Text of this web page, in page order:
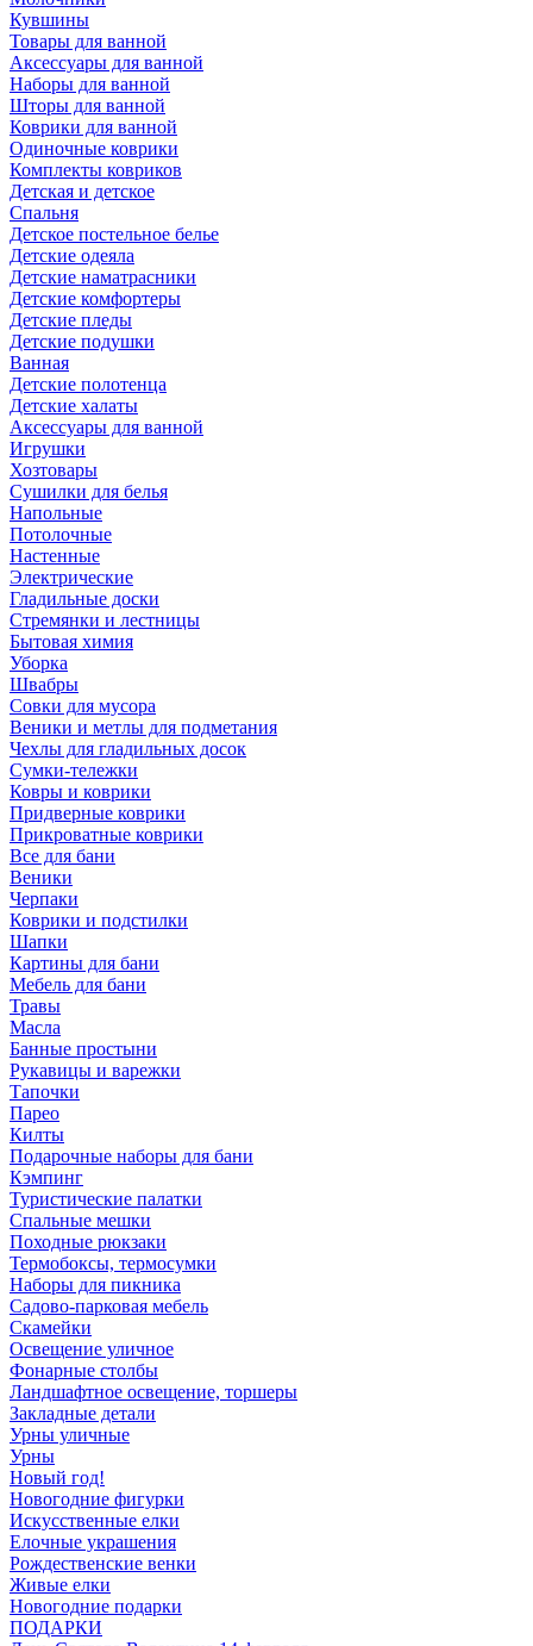
Кувшины
Товары для ванной
Аксессуары для ванной
Наборы для ванной
Шторы для ванной
Коврики для ванной
Одиночные коврики
Комплекты ковриков
Детская и детское
Спальня
Детское постельное белье
Детские одеяла
Детские наматрасники
Детские комфортеры
Детские пледы
Детские подушки
Ванная
Детские полотенца
Детские халаты
Аксессуары для ванной
Игрушки
Хозтовары
Сушилки для белья
Напольные
Потолочные
Настенные
Электрические
Гладильные доски
Стремянки и лестницы
Бытовая химия
Уборка
Швабры
Совки для мусора
Веники и метлы для подметания
Чехлы для гладильных досок
Сумки-тележки
Ковры и коврики
Придверные коврики
Прикроватные коврики
Все для бани
Веники
Черпаки
Коврики и подстилки
Шапки
Картины для бани
Мебель для бани
Травы
Масла
Банные простыни
Рукавицы и варежки
Тапочки
Парео
Килты
Подарочные наборы для бани
Кэмпинг
Туристические палатки
Спальные мешки
Походные рюкзаки
Термобоксы, термосумки
Наборы для пикника
Садово-парковая мебель
Скамейки
Освещение уличное
Фонарные столбы
Ландшафтное освещение, торшеры
Закладные детали
Урны уличные
Урны
Новый год!
Новогодние фигурки
Искусственные елки
Елочные украшения
Рождественские венки
Живые елки
Новогодние подарки
ПОДАРКИ